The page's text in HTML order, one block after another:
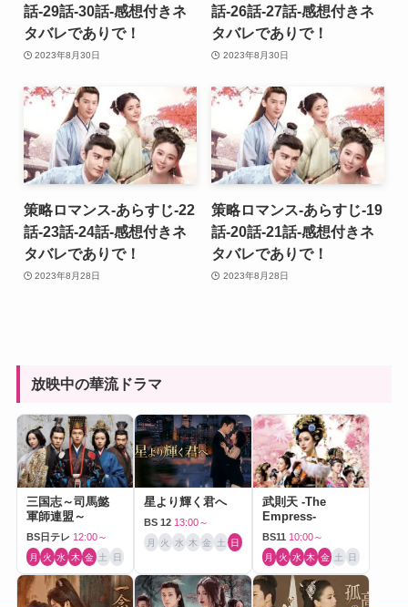
話-29話-30話-感想付きネ
タバレでありで！
2023年8月30日
話-26話-27話-感想付きネ
タバレでありで！
2023年8月30日
策略ロマンス-あらすじ-22
話-23話-24話-感想付きネ
タバレでありで！
2023年8月28日
策略ロマンス-あらすじ-19
話-20話-21話-感想付きネ
タバレでありで！
2023年8月28日
放映中の華流ドラマ
三国志～司馬懿
軍師連盟～
BS日テレ 12:00～
月 火 水 木 金 土 日
星より輝く君へ
BS 12 13:00～
月 火 水 木 金 土 日
武則天 -The
Empress-
BS11 10:00～
月 火 水 木 金 土 日